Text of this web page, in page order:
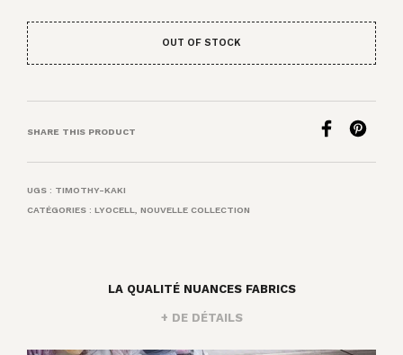
OUT OF STOCK
SHARE THIS PRODUCT
UGS : TIMOTHY-KAKI
CATÉGORIES : LYOCELL, NOUVELLE COLLECTION
LA QUALITÉ NUANCES FABRICS
+ DE DÉTAILS